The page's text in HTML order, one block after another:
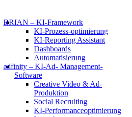
BRIAN – KI-Framework
KI-Prozess-optimierung
KI-Reporting Assistant
Dashboards
Automatisierung
adfinity – KI-Ad- Management-
Software
Creative Video & Ad-
Produktion
Social Recruiting
KI-Performanceoptimierung